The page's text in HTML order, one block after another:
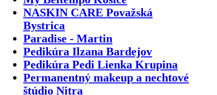
NASKIN CARE Považská
Bystrica
Paradise - Martin
Pedikúra Ilzana Bardejov
Pedikúra Pedi Lienka Krupina
Permanentný makeup a nechtové
štúdio Nitra